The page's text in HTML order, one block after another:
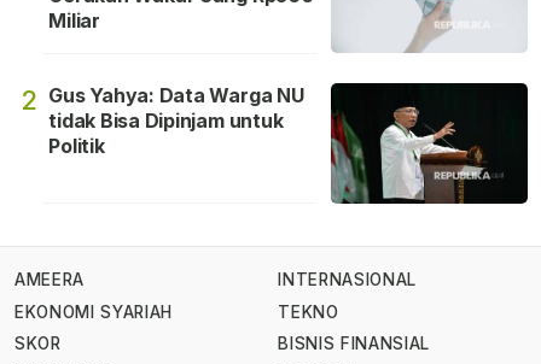
Miliar
2 Gus Yahya: Data Warga NU
tidak Bisa Dipinjam untuk
Politik
AMEERA
EKONOMI SYARIAH
SKOR
INTERNASIONAL
TEKNO
BISNIS FINANSIAL